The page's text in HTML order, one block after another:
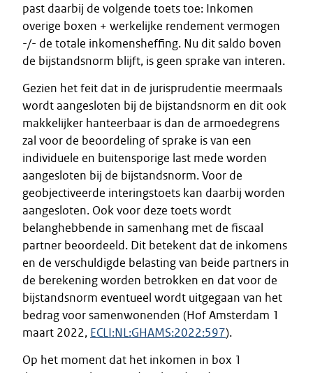
past daarbij de volgende toets toe: Inkomen
overige boxen + werkelijke rendement vermogen
-/- de totale inkomensheffing. Nu dit saldo boven
de bijstandsnorm blijft, is geen sprake van interen.
Gezien het feit dat in de jurisprudentie meermaals
wordt aangesloten bij de bijstandsnorm en dit ook
makkelijker hanteerbaar is dan de armoedegrens
zal voor de beoordeling of sprake is van een
individuele en buitensporige last mede worden
aangesloten bij de bijstandsnorm. Voor de
geobjectiveerde interingstoets kan daarbij worden
aangesloten. Ook voor deze toets wordt
belanghebbende in samenhang met de fiscaal
partner beoordeeld. Dit betekent dat de inkomens
en de verschuldigde belasting van beide partners in
de berekening worden betrokken en dat voor de
bijstandsnorm eventueel wordt uitgegaan van het
bedrag voor samenwonenden (Hof Amsterdam 1
maart 2022, ECLI:NL:GHAMS:2022:597).
Op het moment dat het inkomen in box 1